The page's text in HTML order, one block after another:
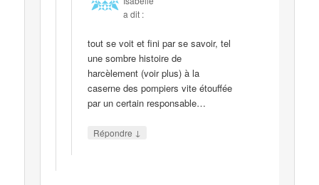
a dit :
tout se voit et fini par se savoir, tel
une sombre histoire de
harcèlement (voir plus) à la
caserne des pompiers vite étouffée
par un certain responsable…
Répondre ↓